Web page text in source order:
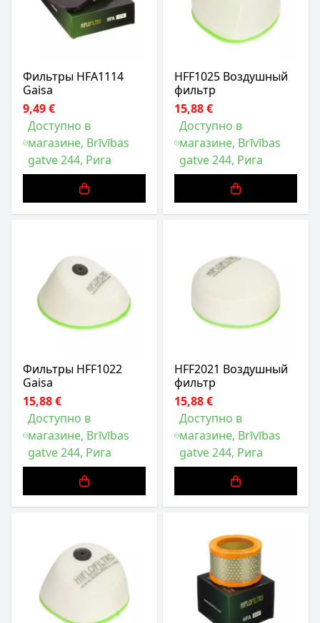
Фильтры HFA1114
Gaisa
9,49 €
Доступно в
магазине, Brīvības
gatve 244, Рига
HFF1025 Воздушный
фильтр
15,88 €
Доступно в
магазине, Brīvības
gatve 244, Рига
Фильтры HFF1022
Gaisa
15,88 €
Доступно в
магазине, Brīvības
gatve 244, Рига
HFF2021 Воздушный
фильтр
15,88 €
Доступно в
магазине, Brīvības
gatve 244, Рига